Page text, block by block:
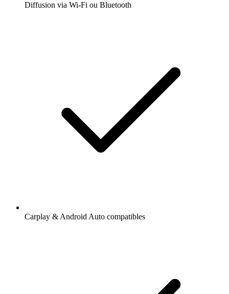
Diffusion via Wi-Fi ou Bluetooth
Carplay & Android Auto compatibles